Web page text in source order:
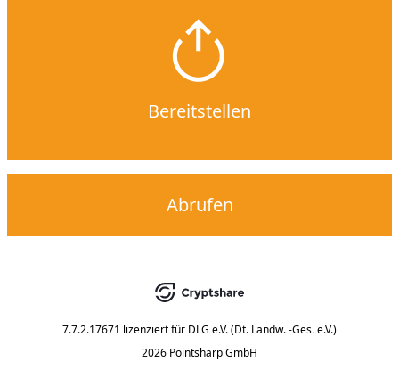
Bereitstellen
Abrufen
7.7.2.17671 lizenziert für DLG e.V. (Dt. Landw. -Ges. e.V.)
2026 Pointsharp GmbH